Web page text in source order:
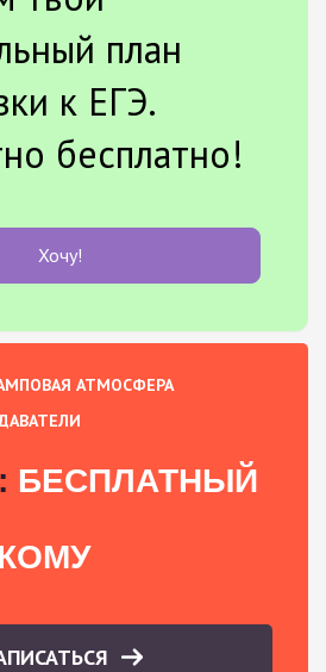
план
к ЕГЭ.
бесплатно!
Хочу!
АТМОСФЕРА
БЕСПЛАТНЫЙ